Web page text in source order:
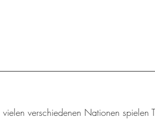
vielen verschiedenen Nationen spielen